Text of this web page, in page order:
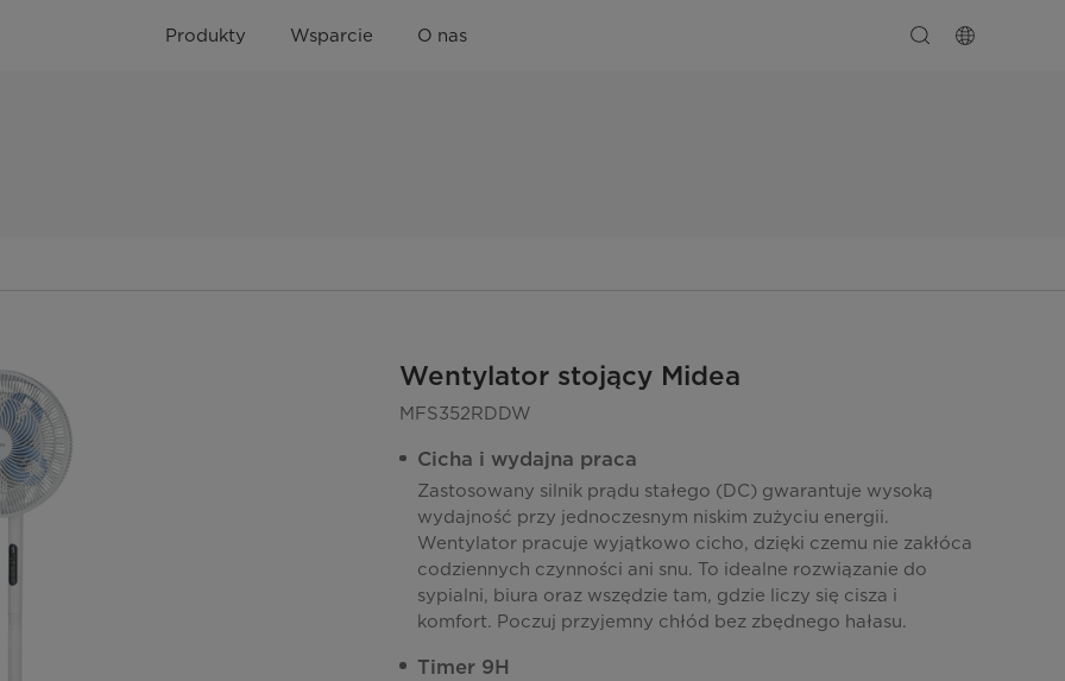
Produkty Wsparcie O nas
Wentylator stojący Midea
MFS352RDDW
Cicha i wydajna praca
Zastosowany silnik prądu stałego (DC) gwarantuje wysoką
wydajność przy jednoczesnym niskim zużyciu energii.
Wentylator pracuje wyjątkowo cicho, dzięki czemu nie zakłóca
codziennych czynności ani snu. To idealne rozwiązanie do
sypialni, biura oraz wszędzie tam, gdzie liczy się cisza i
komfort. Poczuj przyjemny chłód bez zbędnego hałasu.
Timer 9H